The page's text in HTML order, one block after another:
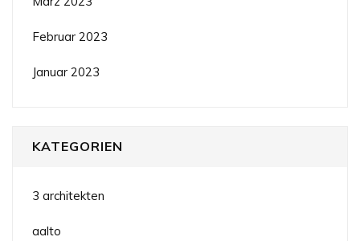
Februar 2023
Januar 2023
KATEGORIEN
3 architekten
aalto